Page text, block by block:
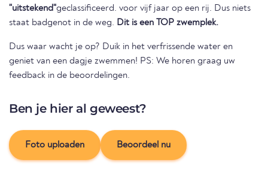
"uitstekend"geclassificeerd. voor vijf jaar op een rij. Dus niets
staat badgenot in de weg. Dit is een TOP zwemplek.
Dus waar wacht je op? Duik in het verfrissende water en
geniet van een dagje zwemmen! PS: We horen graag uw
feedback in de beoordelingen.
Ben je hier al geweest?
Foto uploaden Beoordeel nu